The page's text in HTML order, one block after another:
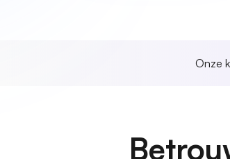
Onze